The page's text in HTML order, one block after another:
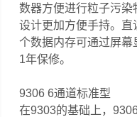
数器方便进行粒子污
设计更加方便手持。
个数据内存可通过屏幕
1年保修。
9306 6通道标准型
在9303的基础上，